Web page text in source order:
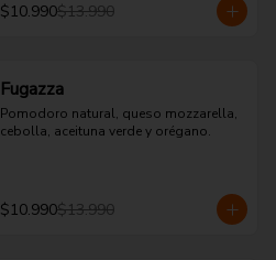
$10.990$13.990
Fugazza
Pomodoro natural, queso mozzarella,
cebolla, aceituna verde y orégano.
$10.990$13.990